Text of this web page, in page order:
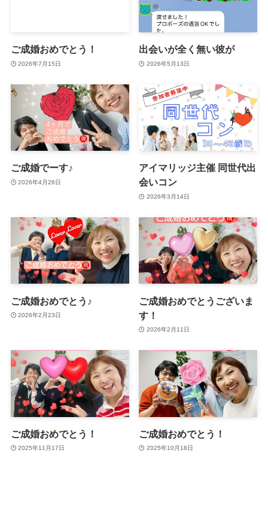
ご成婚おめでとう！
2026年7月15日
出会いが全く無い彼が
2026年5月13日
ご成婚でーす♪
2026年4月26日
アイマリッジ主催 同世代出
会いコン
2026年3月14日
ご成婚おめでとう♪
2026年2月23日
ご成婚おめでとうございま
す！
2026年2月11日
ご成婚おめでとう！
2025年11月17日
ご成婚おめでとう！
2025年10月18日